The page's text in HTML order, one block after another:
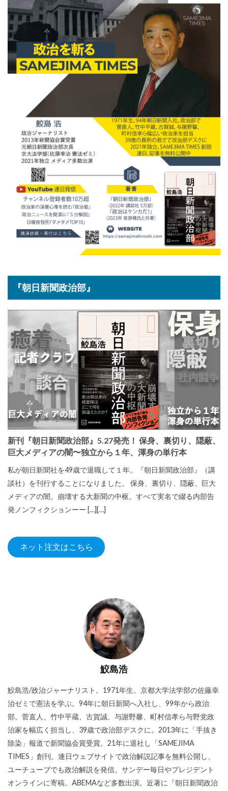
『朝日新聞政治部』
新刊『朝日新聞政治部』5.27発売！ 保身、裏切り、隠蔽、
巨大メディアの闇〜独立から１年、渾身の単行本
私が朝日新聞社を49歳で退職して１年。『朝日新聞政治部』（講
談社）を刊行することになりました。 保身、裏切り、隠蔽、巨大
メディアの闇。崩壊する大新聞の中枢。すべて実名で綴る内部告
発ノンフィクションーー […][…]
ネット注文はこちら
鮫島浩
鮫島浩/政治ジャーナリスト。1971年生。京都大学法学部の佐藤幸
治ゼミで憲法を学ぶ。94年に朝日新聞へ入社し、99年から政治
部。菅直人、竹中平蔵、古賀誠、与謝野馨、町村信孝ら与野党政
治家を幅広く担当し、39歳で政治部デスクに。2013年に「手抜き
除染」報道で新聞協会賞受賞。21年に退社し「SAMEJIMA
TIMES」創刊。連日ウェブサイトで政治解説記事を無料公開し、
ユーチューブでも政治解説を発信。サンデー毎日やプレジデント
オンラインに寄稿。ABEMAなど多数出演。近著に『朝日新聞政治